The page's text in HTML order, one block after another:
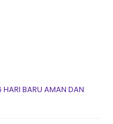
BARU AMAN DAN